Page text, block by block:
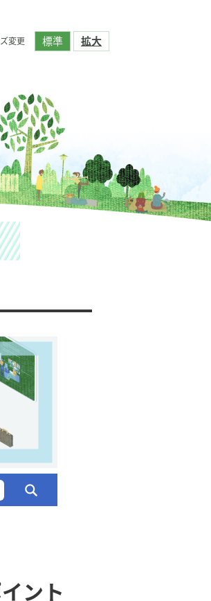
変更 標準 拡大
ント